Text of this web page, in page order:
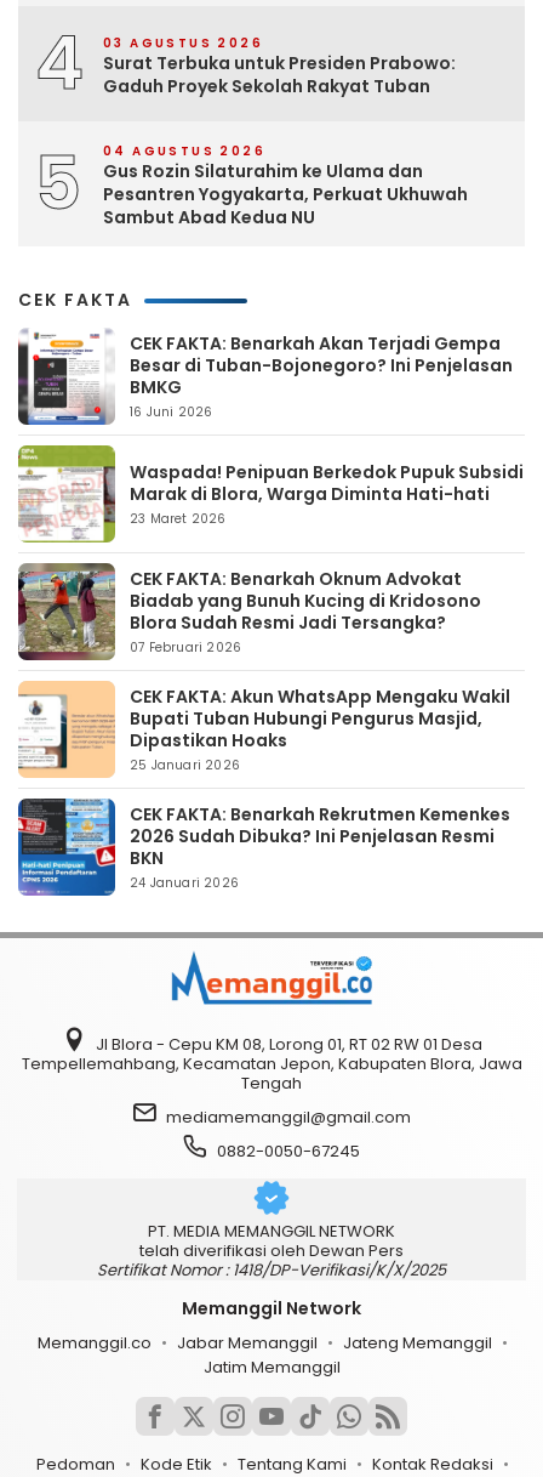
4 03 AGUSTUS 2026
Surat Terbuka untuk Presiden Prabowo:
Gaduh Proyek Sekolah Rakyat Tuban
5 04 AGUSTUS 2026
Gus Rozin Silaturahim ke Ulama dan
Pesantren Yogyakarta, Perkuat Ukhuwah
Sambut Abad Kedua NU
CEK FAKTA
CEK FAKTA: Benarkah Akan Terjadi Gempa
Besar di Tuban-Bojonegoro? Ini Penjelasan
BMKG
16 Juni 2026
Waspada! Penipuan Berkedok Pupuk Subsidi
Marak di Blora, Warga Diminta Hati-hati
23 Maret 2026
CEK FAKTA: Benarkah Oknum Advokat
Biadab yang Bunuh Kucing di Kridosono
Blora Sudah Resmi Jadi Tersangka?
07 Februari 2026
CEK FAKTA: Akun WhatsApp Mengaku Wakil
Bupati Tuban Hubungi Pengurus Masjid,
Dipastikan Hoaks
25 Januari 2026
CEK FAKTA: Benarkah Rekrutmen Kemenkes
2026 Sudah Dibuka? Ini Penjelasan Resmi
BKN
24 Januari 2026
Jl Blora - Cepu KM 08, Lorong 01, RT 02 RW 01 Desa
Tempellemahbang, Kecamatan Jepon, Kabupaten Blora, Jawa
Tengah
mediamemanggil@gmail.com
0882-0050-67245
PT. MEDIA MEMANGGIL NETWORK
telah diverifikasi oleh Dewan Pers
Sertifikat Nomor : 1418/DP-Verifikasi/K/X/2025
Memanggil Network
Memanggil.co Jabar Memanggil
Jateng Memanggil
Jatim Memanggil
Pedoman Kode Etik Tentang Kami Kontak Redaksi